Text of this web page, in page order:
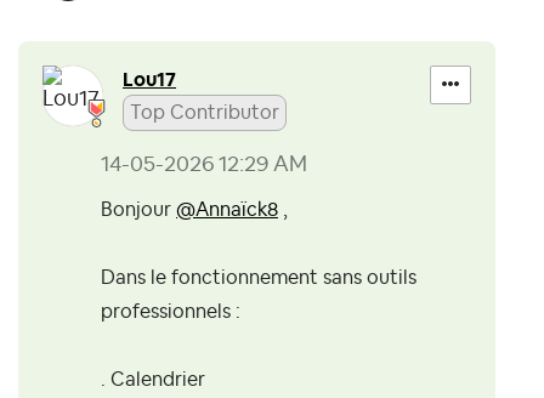
Lou17
Top Contributor
‎14-05-2026 12:29 AM
Bonjour @Annaïck8 ,
Dans le fonctionnement sans outils
professionnels :
. Calendrier